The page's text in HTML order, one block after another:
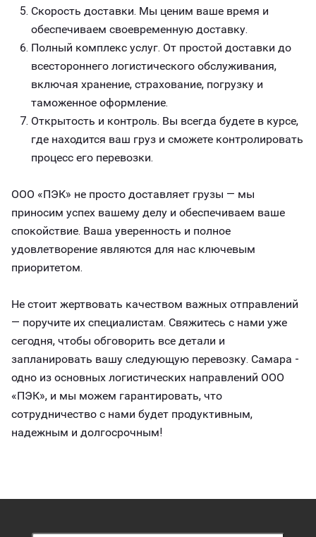
Скорость доставки. Мы ценим ваше время и
обеспечиваем своевременную доставку.
Полный комплекс услуг. От простой доставки до
всестороннего логистического обслуживания,
включая хранение, страхование, погрузку и
таможенное оформление.
Открытость и контроль. Вы всегда будете в курсе,
где находится ваш груз и сможете контролировать
процесс его перевозки.
ООО «ПЭК» не просто доставляет грузы — мы
приносим успех вашему делу и обеспечиваем ваше
спокойствие. Ваша уверенность и полное
удовлетворение являются для нас ключевым
приоритетом.
Не стоит жертвовать качеством важных отправлений
— поручите их специалистам. Свяжитесь с нами уже
сегодня, чтобы обговорить все детали и
запланировать вашу следующую перевозку. Самара -
одно из основных логистических направлений ООО
«ПЭК», и мы можем гарантировать, что
сотрудничество с нами будет продуктивным,
надежным и долгосрочным!